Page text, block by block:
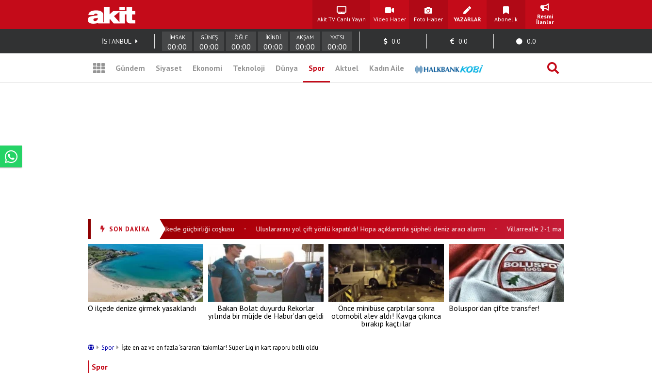
Akit TV Canlı Yayın Video Haber Foto Haber YAZARLAR Abonelik
Resmi
İlanlar
İSTANBUL İMSAK
00:00
GÜNEŞ
00:00
ÖĞLE
00:00
İKİNDİ
00:00
AKŞAM
00:00
YATSI
00:00
0.0 0.0 0.0
Gündem Siyaset Ekonomi Teknoloji Dünya Spor Aktuel Kadın Aile
SON DAKİKA
İslamabad üç ülkenin renklerine büründü! Kardeş ülkede güçbirliği coşkusu • Uluslararası yol çift yönlü kapatıldı! Hopa açıklarında şüpheli deniz aracı alarmı • Villarreal'e 2-1 mağlup oldu! Galatasaray'dan lig
O ilçede denize girmek yasaklandı
Bakan Bolat duyurdu Rekorlar
yılında bir müjde de Habur’dan geldi
Önce minibüse çarptılar sonra
otomobil alev aldı! Kavga çıkınca
bırakıp kaçtılar
Boluspor’dan çifte transfer!
Spor İşte en az ve en fazla ‘sararan' takımlar! Süper Lig'in kart raporu belli oldu
Spor